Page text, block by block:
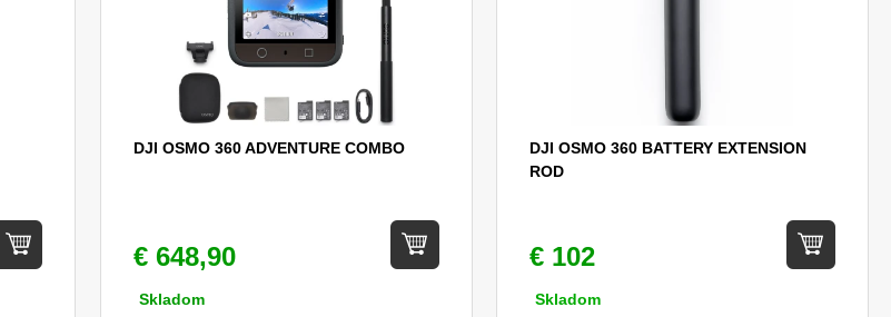
DJI OSMO 360 ADVENTURE COMBO
€ 648,90
Skladom
DJI OSMO 360 BATTERY EXTENSION
ROD
€ 102
Skladom